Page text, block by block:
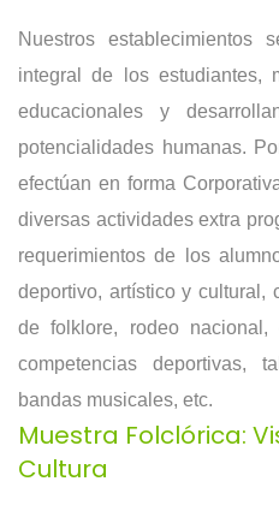
Nuestros establecimientos
integral de los estudiantes,
educacionales y
potencialidades humanas.
efectúan en forma
diversas actividades extra
requerimientos de los
deportivo, artístico y cultural,
de folklore, rodeo nacional,
competencias deportivas,
bandas musicales, etc.
Muestra Folclórica:
Cultura